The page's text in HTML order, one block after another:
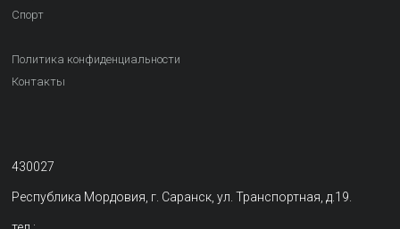
Спорт
Политика конфиденциальности
Контакты
430027
Республика Мордовия, г. Саранск, ул. Транспортная, д.19.